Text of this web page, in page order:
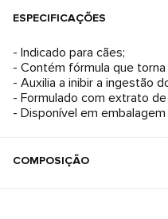
ESPECIFICAÇÕES
- Indicado para cães;
- Contém fórmula que
- Auxilia a inibir a ingestão
- Formulado com extrato
- Disponível em
COMPOSIÇÃO